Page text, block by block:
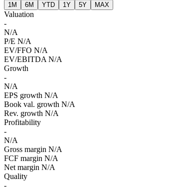
1M 6M YTD 1Y 5Y MAX
Valuation
-
N/A
P/E N/A
EV/FFO N/A
EV/EBITDA N/A
Growth
-
N/A
EPS growth N/A
Book val. growth N/A
Rev. growth N/A
Profitability
-
N/A
Gross margin N/A
FCF margin N/A
Net margin N/A
Quality
-